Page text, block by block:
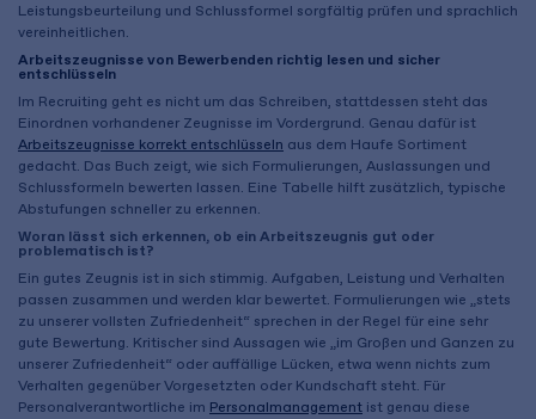
Leistungsbeurteilung und Schlussformel sorgfältig prüfen und sprachlich
vereinheitlichen.
Arbeitszeugnisse von Bewerbenden richtig lesen und sicher
entschlüsseln
Im Recruiting geht es nicht um das Schreiben, stattdessen steht das
Einordnen vorhandener Zeugnisse im Vordergrund. Genau dafür ist
Arbeitszeugnisse korrekt entschlüsseln aus dem Haufe Sortiment
gedacht. Das Buch zeigt, wie sich Formulierungen, Auslassungen und
Schlussformeln bewerten lassen. Eine Tabelle hilft zusätzlich, typische
Abstufungen schneller zu erkennen.
Woran lässt sich erkennen, ob ein Arbeitszeugnis gut oder
problematisch ist?
Ein gutes Zeugnis ist in sich stimmig. Aufgaben, Leistung und Verhalten
passen zusammen und werden klar bewertet. Formulierungen wie „stets
zu unserer vollsten Zufriedenheit“ sprechen in der Regel für eine sehr
gute Bewertung. Kritischer sind Aussagen wie „im Großen und Ganzen zu
unserer Zufriedenheit“ oder auffällige Lücken, etwa wenn nichts zum
Verhalten gegenüber Vorgesetzten oder Kundschaft steht. Für
Personalverantwortliche im Personalmanagement ist genau diese